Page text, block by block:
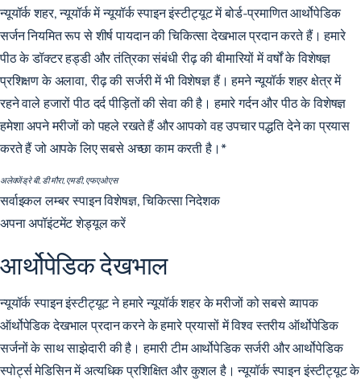
न्यूयॉर्क शहर, न्यूयॉर्क में न्यूयॉर्क स्पाइन इंस्टीट्यूट में बोर्ड-प्रमाणित आर्थोपेडिक
सर्जन नियमित रूप से शीर्ष पायदान की चिकित्सा देखभाल प्रदान करते हैं। हमारे
पीठ के डॉक्टर हड्डी और तंत्रिका संबंधी रीढ़ की बीमारियों में वर्षों के विशेषज्ञ
प्रशिक्षण के अलावा, रीढ़ की सर्जरी में भी विशेषज्ञ हैं। हमने न्यूयॉर्क शहर क्षेत्र में
रहने वाले हजारों पीठ दर्द पीड़ितों की सेवा की है। हमारे गर्दन और पीठ के विशेषज्ञ
हमेशा अपने मरीजों को पहले रखते हैं और आपको वह उपचार पद्धति देने का प्रयास
करते हैं जो आपके लिए सबसे अच्छा काम करती है।*
अलेक्जेंड्रे बी. डी मौरा, एमडी, एफएओएस
सर्वाइकल लम्बर स्पाइन विशेषज्ञ, चिकित्सा निदेशक
अपना अपॉइंटमेंट शेड्यूल करें
आर्थोपेडिक देखभाल
न्यूयॉर्क स्पाइन इंस्टीट्यूट ने हमारे न्यूयॉर्क शहर के मरीजों कोसबसे व्यापक
ऑर्थोपेडिकदेखभाल प्रदान करने के हमारे प्रयासों में विश्व स्तरीय ऑर्थोपेडिक
सर्जनों के साथ साझेदारी की है। हमारी टीम आर्थोपेडिक सर्जरी और आर्थोपेडिक
स्पोर्ट्स मेडिसिन में अत्यधिक प्रशिक्षित और कुशल है। न्यूयॉर्क स्पाइन इंस्टीट्यूट के